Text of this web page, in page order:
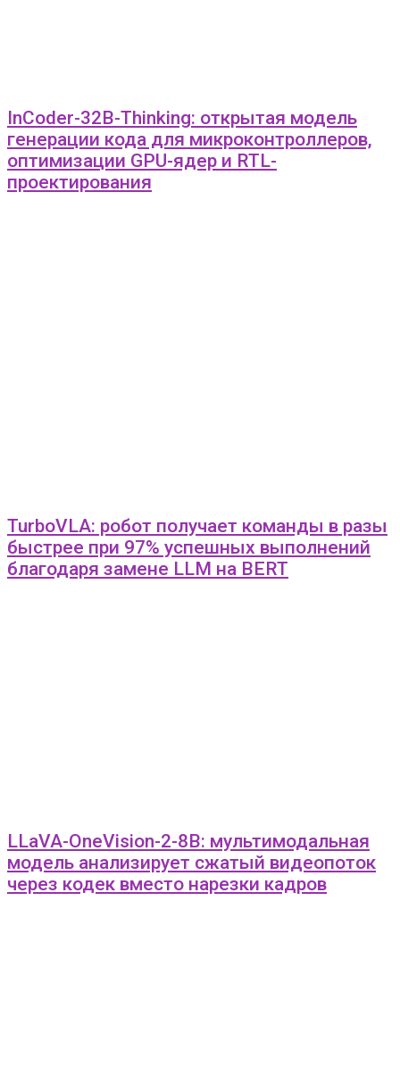
InCoder-32B-Thinking: открытая модель
генерации кода для микроконтроллеров,
оптимизации GPU-ядер и RTL-
проектирования
TurboVLA: робот получает команды в разы
быстрее при 97% успешных выполнений
благодаря замене LLM на BERT
LLaVA-OneVision-2-8B: мультимодальная
модель анализирует сжатый видеопоток
через кодек вместо нарезки кадров